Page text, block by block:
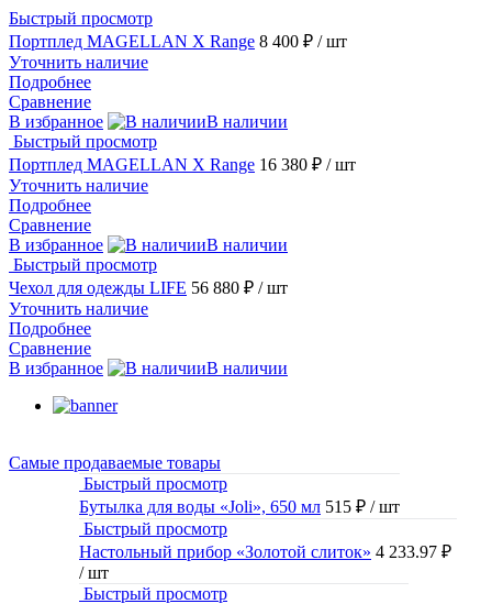
Быстрый просмотр
Портплед MAGELLAN X Range 8 400 ₽ / шт
Уточнить наличие
Подробнее
Сравнение
В избранное
В наличии
Быстрый просмотр
Портплед MAGELLAN X Range 16 380 ₽ / шт
Уточнить наличие
Подробнее
Сравнение
В избранное
В наличии
Быстрый просмотр
Чехол для одежды LIFE 56 880 ₽ / шт
Уточнить наличие
Подробнее
Сравнение
В избранное
В наличии
Самые продаваемые товары
Быстрый просмотр
Бутылка для воды «Joli», 650 мл 515 ₽ / шт
Быстрый просмотр
Настольный прибор «Золотой слиток» 4 233.97 ₽
/ шт
Быстрый просмотр